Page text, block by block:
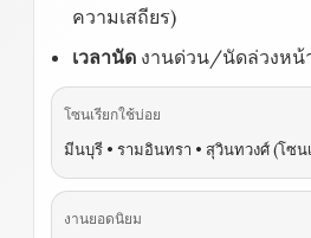
ความเสถียร)
เวลานัด งานด่วน/นัดล่วงห
โซนเรียกใช้บ่อย
มีนบุรี • รามอินทรา • สุวินทวงศ์ (โซน
งานยอดนิยม